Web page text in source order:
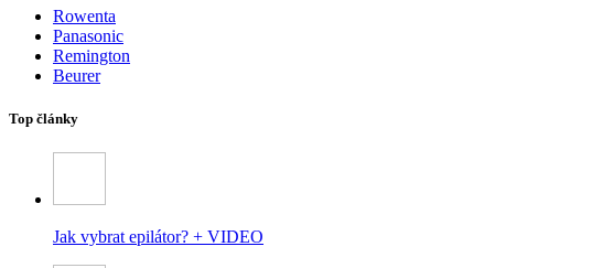
Rowenta
Panasonic
Remington
Beurer
Top články
Jak vybrat epilátor? + VIDEO